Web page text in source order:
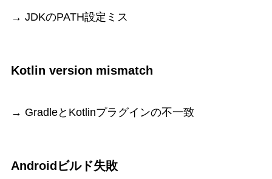
→ JDKのPATH設定ミス
Kotlin version mismatch
→ GradleとKotlinプラグインの不一致
Androidビルド失敗